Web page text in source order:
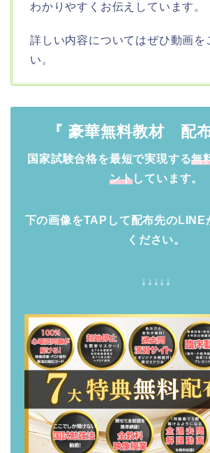
わかりやすく お伝えしています。
詳しい内容についてはぜひ動画を
い。
『 豪華無料教材 配布
国家試験合格を最短で実現する無
ント しています。
下の画像をTAPして配布先のLINE
ください。
↓↓↓↓↓